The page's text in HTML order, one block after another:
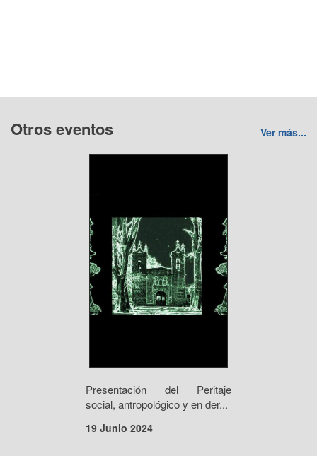
Otros eventos Ver más...
Presentación del Peritaje
social, antropológico y en der...
19 Junio 2024